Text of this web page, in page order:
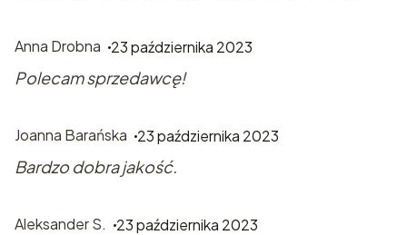
Anna Drobna 23 października 2023
Polecam sprzedawcę!
Joanna Barańska 23 października 2023
Bardzo dobra jakość.
Aleksander S. 23 października 2023